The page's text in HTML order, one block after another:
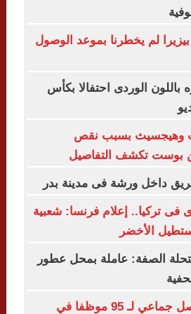
لم يخطرنا بموعد الوصول
الوردى احتفالا بكأس
وهيجسيث بسبب نقص
بوست تكشف التفاصيل
داخل ورشة فى مدينة بدر
فى تركيا.. إعلام فرنسا: شعبية
الأخضر
الصفة: عاملة بمحل عطور
انتقادات لآلية فصل جماعي لـ 95 موظفا في